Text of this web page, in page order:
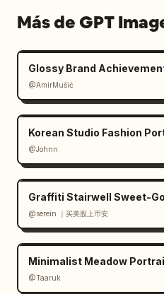
Más de GPT
Glossy Brand
@AmirMušić
Korean Studio Fashion
@Johnn
Graffiti Stairwell Sweet-
@serein ｜买美股上币安
Minimalist Meadow
@Taaruk